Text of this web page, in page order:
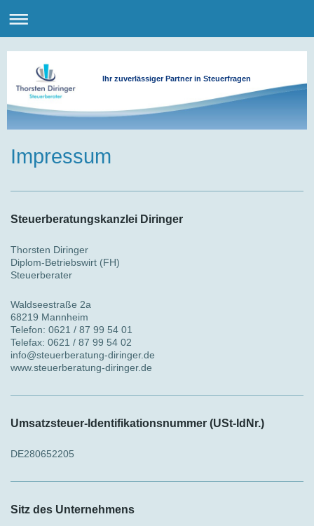
Ihr zuverlässiger Partner in Steuerfragen
Impressum
Steuerberatungskanzlei Diringer
Thorsten Diringer
Diplom-Betriebswirt (FH)
Steuerberater
Waldseestraße 2a
68219 Mannheim
Telefon: 0621 / 87 99 54 01
Telefax: 0621 / 87 99 54 02
info@steuerberatung-diringer.de
www.steuerberatung-diringer.de
Umsatzsteuer-Identifikationsnummer (USt-IdNr.)
DE280652205
Sitz des Unternehmens